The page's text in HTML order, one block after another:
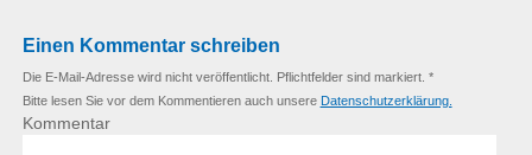
Einen Kommentar schreiben
Die E-Mail-Adresse wird nicht veröffentlicht. Pflichtfelder sind markiert. *
Bitte lesen Sie vor dem Kommentieren auch unsere Datenschutzerklärung.
Kommentar